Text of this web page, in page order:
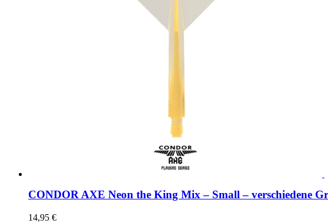
CONDOR AXE Neon the King Mix – Small – verschiedene
14,95 €